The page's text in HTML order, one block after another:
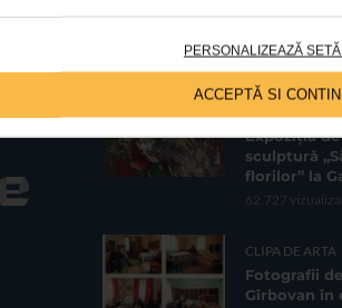
PERSONALIZEAZĂ
ACCEPTĂ SI
CELE MAI VIZUALIZATE
Expoziția
sculptură
florilor” la
62.727
CLIPA DE ARTA
Fotografii
Gîrbovan în